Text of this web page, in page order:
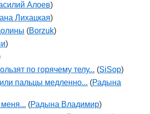
Алоев)
Лихацкая)
(Borzuk)
)
по горячему телу... (SiSop)
пальцы медленно... (Радына
(Радына Владимир)